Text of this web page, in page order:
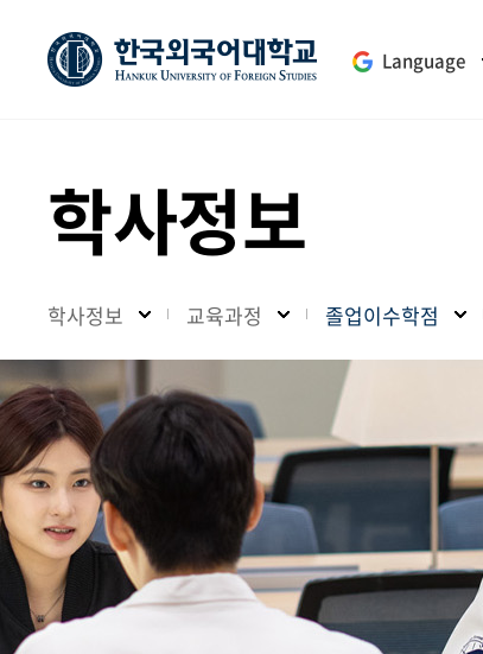
Language
학사정보
학사정보 교육과정 졸업이수학점